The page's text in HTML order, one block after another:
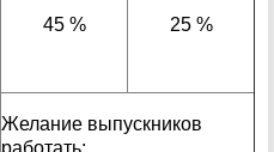
45 % 25 %
Желание выпускников
работать;